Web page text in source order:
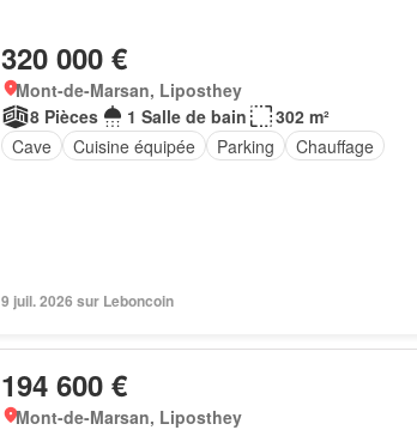
320 000 €
Mont-de-Marsan, Liposthey
8 Pièces
1 Salle de bain
302 m²
Cave
Cuisine équipée Parking Chauffage
9 juil. 2026 sur Leboncoin
194 600 €
Mont-de-Marsan, Liposthey